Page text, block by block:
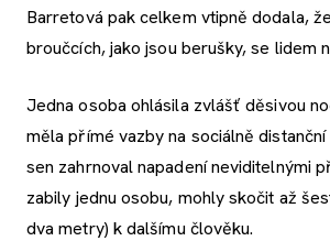
Barretová pak celkem vtipně dodala,
broučcích, jako jsou berušky, se lidem
Jedna osoba ohlásila zvlášť děsivou
měla přímé vazby na sociálně
sen zahrnoval napadení neviditelnými
zabily jednu osobu, mohly skočit až
dva metry) k dalšímu člověku.